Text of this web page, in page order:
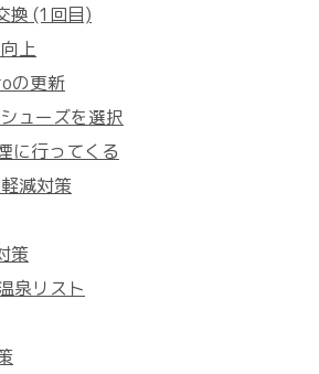
換 (1回目)
上
の更新
ューズを選択
に行ってくる
減対策
策
泉リスト